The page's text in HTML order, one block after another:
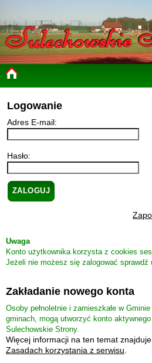
Logowanie
Adres E-mail:
Hasło:
Uwaga
Konto użytkownika korzysta z cookies
Jeżeli nie możesz się zalogować sprawdź
Zakładanie nowego konta
Osoby pełnoletnie i zamieszkałe w
gminach, mogą utworzyć konto
Sulechowskie Strony.
Więcej informacji na ten temat
Zasadach korzystania z serwisu